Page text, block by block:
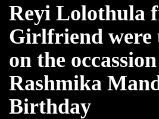
Reyi Lolothula
Girlfriend were
on the
Rashmika
Birthday